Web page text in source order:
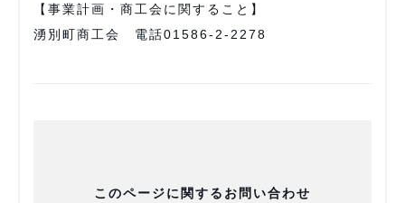
【事業計画・商工会に関すること】
湧別町商工会 電話01586-2-2278
このページに関するお問い合わせ